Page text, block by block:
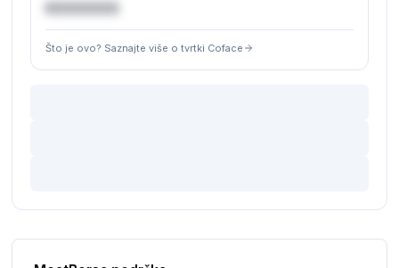
€XXXXXX
Što je ovo? Saznajte više o tvrtki Coface